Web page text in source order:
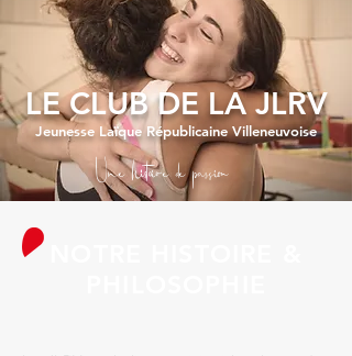
LE CLUB DE LA JLRV
Jeunesse Laïque Républicaine Villeneuvoise
Une histoire de passion